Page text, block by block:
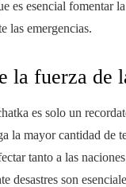
es esencial fomentar
las emergencias.
la fuerza de
es solo un
la mayor cantidad de
tanto a las
desastres son